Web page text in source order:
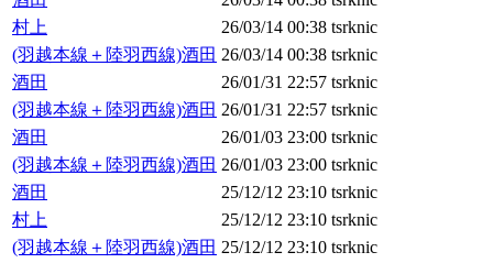
村上
26/03/14 00:38 tsrknic
(羽越本線＋陸羽西線)酒田 26/03/14 00:38 tsrknic
酒田
26/01/31 22:57 tsrknic
(羽越本線＋陸羽西線)酒田 26/01/31 22:57 tsrknic
酒田
26/01/03 23:00 tsrknic
(羽越本線＋陸羽西線)酒田 26/01/03 23:00 tsrknic
酒田
25/12/12 23:10 tsrknic
村上
25/12/12 23:10 tsrknic
(羽越本線＋陸羽西線)酒田 25/12/12 23:10 tsrknic